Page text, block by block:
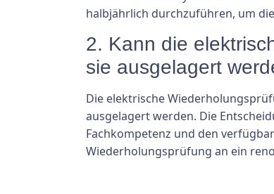
halbjährlich durchzuführen, um
2. Kann die
sie ausgelagert
Die elektrische
ausgelagert werden. Die
Fachkompetenz und den
Wiederholungsprüfung an ein